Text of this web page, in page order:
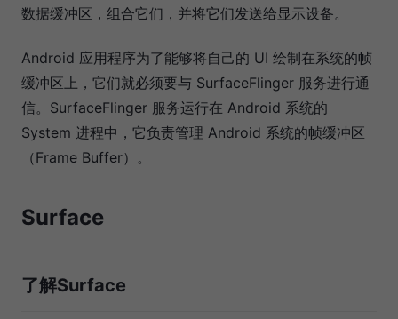
数据缓冲区，组合它们，并将它们发送给显示设备。
Android 应用程序为了能够将自己的 UI 绘制在系统的帧
缓冲区上，它们就必须要与 SurfaceFlinger 服务进行通
信。SurfaceFlinger 服务运行在 Android 系统的
System 进程中，它负责管理 Android 系统的帧缓冲区
（Frame Buffer）。
Surface
了解Surface